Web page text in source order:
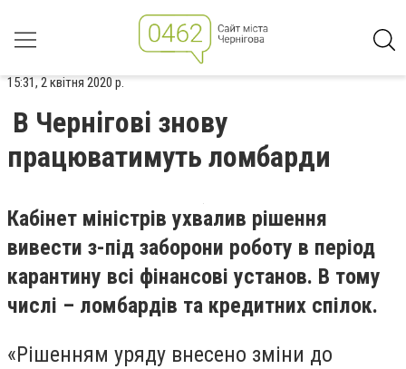
15:31, 2 квітня 2020 р.
В Чернігові знову
працюватимуть ломбарди
Кабінет міністрів ухвалив рішення
вивести з-під заборони роботу в період
карантину всі фінансові установ. В тому
числі – ломбардів та кредитних спілок.
«Рішенням уряду внесено зміни до